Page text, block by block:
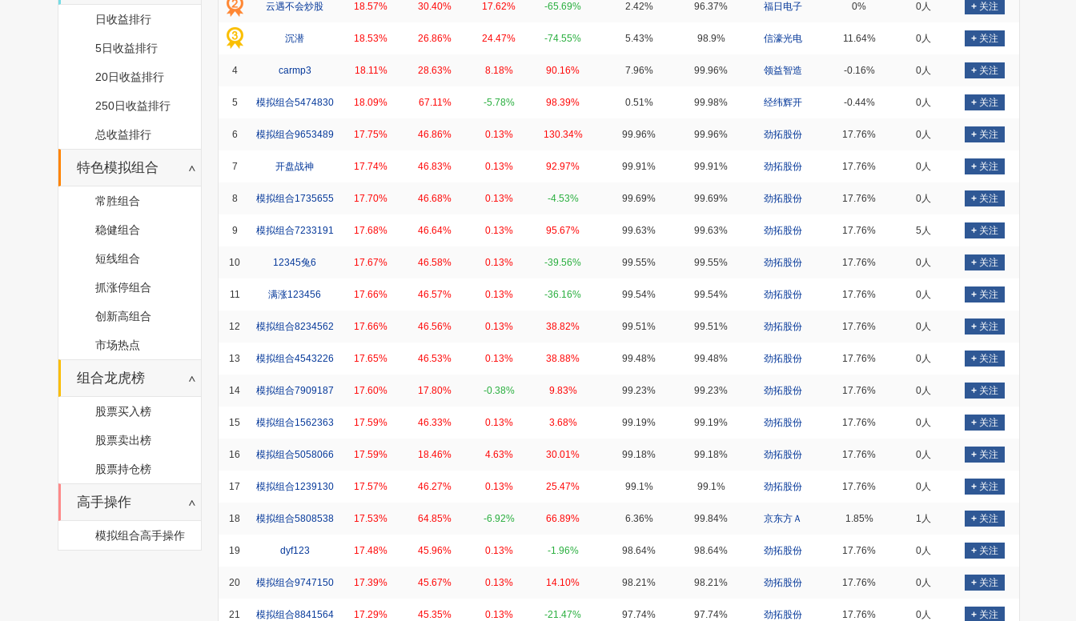
日收益排行
5日收益排行
20日收益排行
250日收益排行
总收益排行
特色模拟组合
常胜组合
稳健组合
短线组合
抓涨停组合
创新高组合
市场热点
组合龙虎榜
股票买入榜
股票卖出榜
股票持仓榜
高手操作
模拟组合高手操作
云遇不会炒股 18.57% 30.40% 17.62% -65.69% 2.42% 96.37% 福日电子 0% 0人 + 关注
沉潜 18.53% 26.86% 24.47% -74.55% 5.43% 98.9% 信濠光电 11.64% 0人 + 关注
4 carmp3 18.11% 28.63% 8.18% 90.16% 7.96% 99.96% 领益智造 -0.16% 0人 + 关注
5 模拟组合5474830 18.09% 67.11% -5.78% 98.39% 0.51% 99.98% 经纬辉开 -0.44% 0人 + 关注
6 模拟组合9653489 17.75% 46.86% 0.13% 130.34% 99.96% 99.96% 劲拓股份 17.76% 0人 + 关注
7 开盘战神 17.74% 46.83% 0.13% 92.97% 99.91% 99.91% 劲拓股份 17.76% 0人 + 关注
8 模拟组合1735655 17.70% 46.68% 0.13% -4.53% 99.69% 99.69% 劲拓股份 17.76% 0人 + 关注
9 模拟组合7233191 17.68% 46.64% 0.13% 95.67% 99.63% 99.63% 劲拓股份 17.76% 5人 + 关注
10 12345兔6 17.67% 46.58% 0.13% -39.56% 99.55% 99.55% 劲拓股份 17.76% 0人 + 关注
11 满涨123456 17.66% 46.57% 0.13% -36.16% 99.54% 99.54% 劲拓股份 17.76% 0人 + 关注
12 模拟组合8234562 17.66% 46.56% 0.13% 38.82% 99.51% 99.51% 劲拓股份 17.76% 0人 + 关注
13 模拟组合4543226 17.65% 46.53% 0.13% 38.88% 99.48% 99.48% 劲拓股份 17.76% 0人 + 关注
14 模拟组合7909187 17.60% 17.80% -0.38% 9.83% 99.23% 99.23% 劲拓股份 17.76% 0人 + 关注
15 模拟组合1562363 17.59% 46.33% 0.13% 3.68% 99.19% 99.19% 劲拓股份 17.76% 0人 + 关注
16 模拟组合5058066 17.59% 18.46% 4.63% 30.01% 99.18% 99.18% 劲拓股份 17.76% 0人 + 关注
17 模拟组合1239130 17.57% 46.27% 0.13% 25.47% 99.1% 99.1% 劲拓股份 17.76% 0人 + 关注
18 模拟组合5808538 17.53% 64.85% -6.92% 66.89% 6.36% 99.84% 京东方Ａ 1.85% 1人 + 关注
19 dyf123 17.48% 45.96% 0.13% -1.96% 98.64% 98.64% 劲拓股份 17.76% 0人 + 关注
20 模拟组合9747150 17.39% 45.67% 0.13% 14.10% 98.21% 98.21% 劲拓股份 17.76% 0人 + 关注
21 模拟组合8841564 17.29% 45.35% 0.13% -21.47% 97.74% 97.74% 劲拓股份 17.76% 0人 + 关注